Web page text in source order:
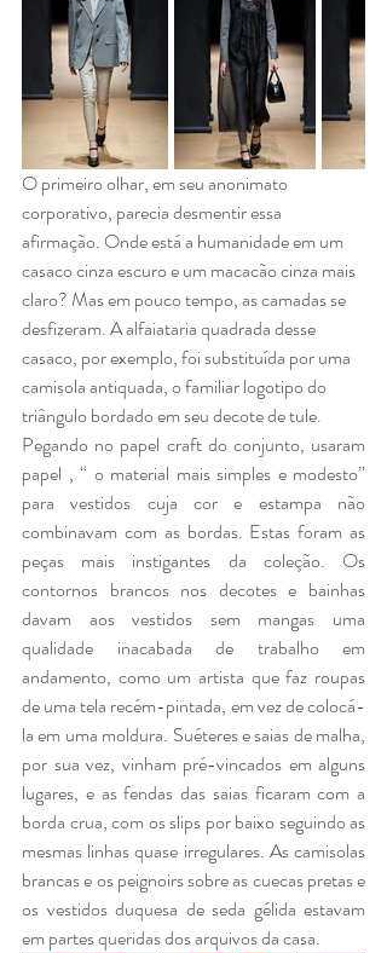
O primeiro olhar, em seu anonimato
corporativo, parecia desmentir essa
afirmação. Onde está a humanidade em um
casaco cinza escuro e um macacão cinza mais
claro? Mas em pouco tempo, as camadas se
desfizeram. A alfaiataria quadrada desse
casaco, por exemplo, foi substituída por uma
camisola antiquada, o familiar logotipo do
triângulo bordado em seu decote de tule.
Pegando no papel craft do conjunto, usaram
papel , “ o material mais simples e modesto”
para vestidos cuja cor e estampa não
combinavam com as bordas. Estas foram as
peças mais instigantes da coleção. Os
contornos brancos nos decotes e bainhas
davam aos vestidos sem mangas uma
qualidade inacabada de trabalho em
andamento, como um artista que faz roupas
de uma tela recém-pintada, em vez de colocá-
la em uma moldura. Suéteres e saias de malha,
por sua vez, vinham pré-vincados em alguns
lugares, e as fendas das saias ficaram com a
borda crua, com os slips por baixo seguindo as
mesmas linhas quase irregulares. As camisolas
brancas e os peignoirs sobre as cuecas pretas e
os vestidos duquesa de seda gélida estavam
em partes queridas dos arquivos da casa.